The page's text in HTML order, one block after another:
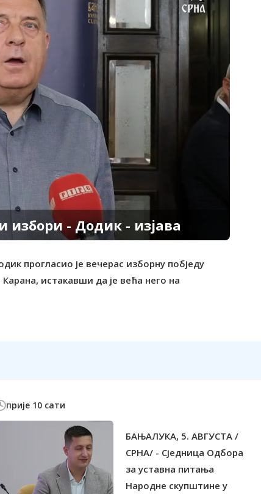
- Додик - изјава
прогласио је вечерас изборну побједу
истакавши да је већа него на
прије 10 сати
БАЊАЛУКА, 5. АВГУСТА /
СРНА/ - Сједница Одбора
за уставна питања
Народне скупштине у